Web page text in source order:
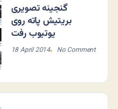
گنجینه تصویری
بریتیش پاته روی
یوتیوب رفت
18 April 2014 No Comment